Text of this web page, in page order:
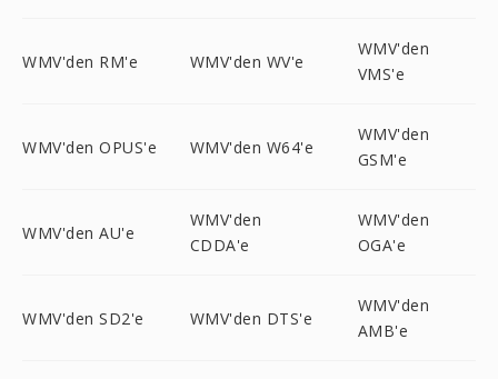
WMV'den RM'e WMV'den WV'e
WMV'den
VMS'e
WMV'den OPUS'e WMV'den W64'e
WMV'den
GSM'e
WMV'den AU'e
WMV'den
CDDA'e
WMV'den
OGA'e
WMV'den SD2'e WMV'den DTS'e
WMV'den
AMB'e